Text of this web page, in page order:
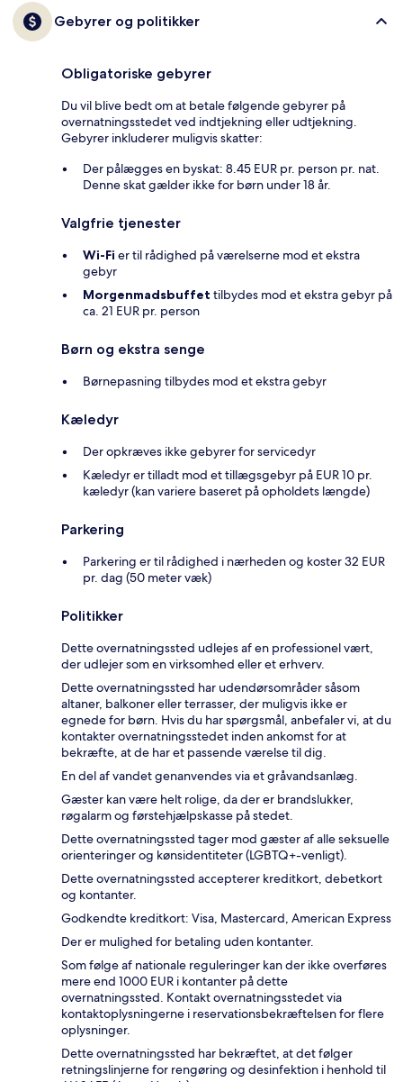
Gebyrer og politikker
Obligatoriske gebyrer
Du vil blive bedt om at betale følgende gebyrer på
overnatningsstedet ved indtjekning eller udtjekning.
Gebyrer inkluderer muligvis skatter:
Der pålægges en byskat: 8.45 EUR pr. person pr. nat.
Denne skat gælder ikke for børn under 18 år.
Valgfrie tjenester
Wi-Fi er til rådighed på værelserne mod et ekstra
gebyr
Morgenmadsbuffet tilbydes mod et ekstra gebyr på
ca. 21 EUR pr. person
Børn og ekstra senge
Børnepasning tilbydes mod et ekstra gebyr
Kæledyr
Der opkræves ikke gebyrer for servicedyr
Kæledyr er tilladt mod et tillægsgebyr på EUR 10 pr.
kæledyr (kan variere baseret på opholdets længde)
Parkering
Parkering er til rådighed i nærheden og koster 32 EUR
pr. dag (50 meter væk)
Politikker
Dette overnatningssted udlejes af en professionel vært,
der udlejer som en virksomhed eller et erhverv.
Dette overnatningssted har udendørsområder såsom
altaner, balkoner eller terrasser, der muligvis ikke er
egnede for børn. Hvis du har spørgsmål, anbefaler vi, at du
kontakter overnatningsstedet inden ankomst for at
bekræfte, at de har et passende værelse til dig.
En del af vandet genanvendes via et gråvandsanlæg.
Gæster kan være helt rolige, da der er brandslukker,
røgalarm og førstehjælpskasse på stedet.
Dette overnatningssted tager mod gæster af alle seksuelle
orienteringer og kønsidentiteter (LGBTQ+-venligt).
Dette overnatningssted accepterer kreditkort, debetkort
og kontanter.
Godkendte kreditkort: Visa, Mastercard, American Express
Der er mulighed for betaling uden kontanter.
Som følge af nationale reguleringer kan der ikke overføres
mere end 1000 EUR i kontanter på dette
overnatningssted. Kontakt overnatningsstedet via
kontaktoplysningerne i reservationsbekræftelsen for flere
oplysninger.
Dette overnatningssted har bekræftet, at det følger
retningslinjerne for rengøring og desinfektion i henhold til